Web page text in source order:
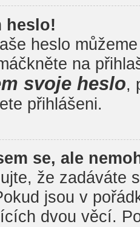
heslo!
heslo
na
svoje heslo,
přihlášeni.
se, ale
že zadáváte
jsou v
dvou věcí.